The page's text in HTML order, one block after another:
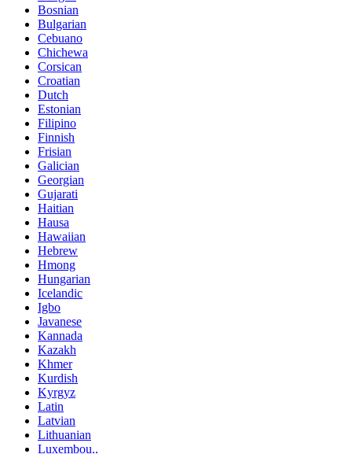
Bosnian
Bulgarian
Cebuano
Chichewa
Corsican
Croatian
Dutch
Estonian
Filipino
Finnish
Frisian
Galician
Georgian
Gujarati
Haitian
Hausa
Hawaiian
Hebrew
Hmong
Hungarian
Icelandic
Igbo
Javanese
Kannada
Kazakh
Khmer
Kurdish
Kyrgyz
Latin
Latvian
Lithuanian
Luxembou..